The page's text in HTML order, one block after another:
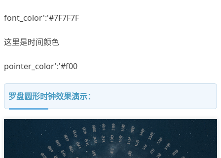
font_color':'#7F7F7F
这里是时间颜色
pointer_color':'#f00
罗盘圆形时钟效果演示：